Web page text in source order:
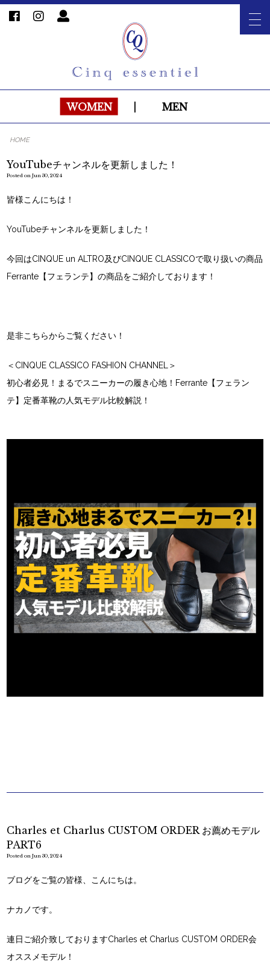
WOMEN MEN
HOME
YouTubeチャンネルを更新しました！
Posted on Jun 30, 2024
皆様こんにちは！
YouTubeチャンネルを更新しました！
今回はCINQUE un ALTRO及びCINQUE CLASSICOで取り扱いの商品
Ferrante【フェランテ】の商品をご紹介しております！
是非こちらからご覧ください！
＜CINQUE CLASSICO FASHION CHANNEL＞
初心者必見！まるでスニーカーの履き心地！Ferrante【フェラン
テ】定番革靴の人気モデル比較解説！
Charles et Charlus CUSTOM ORDER お薦めモデル
PART6
Posted on Jun 30, 2024
ブログをご覧の皆様、こんにちは。
ナカノです。
連日ご紹介致しておりますCharles et Charlus CUSTOM ORDER会
オススメモデル！